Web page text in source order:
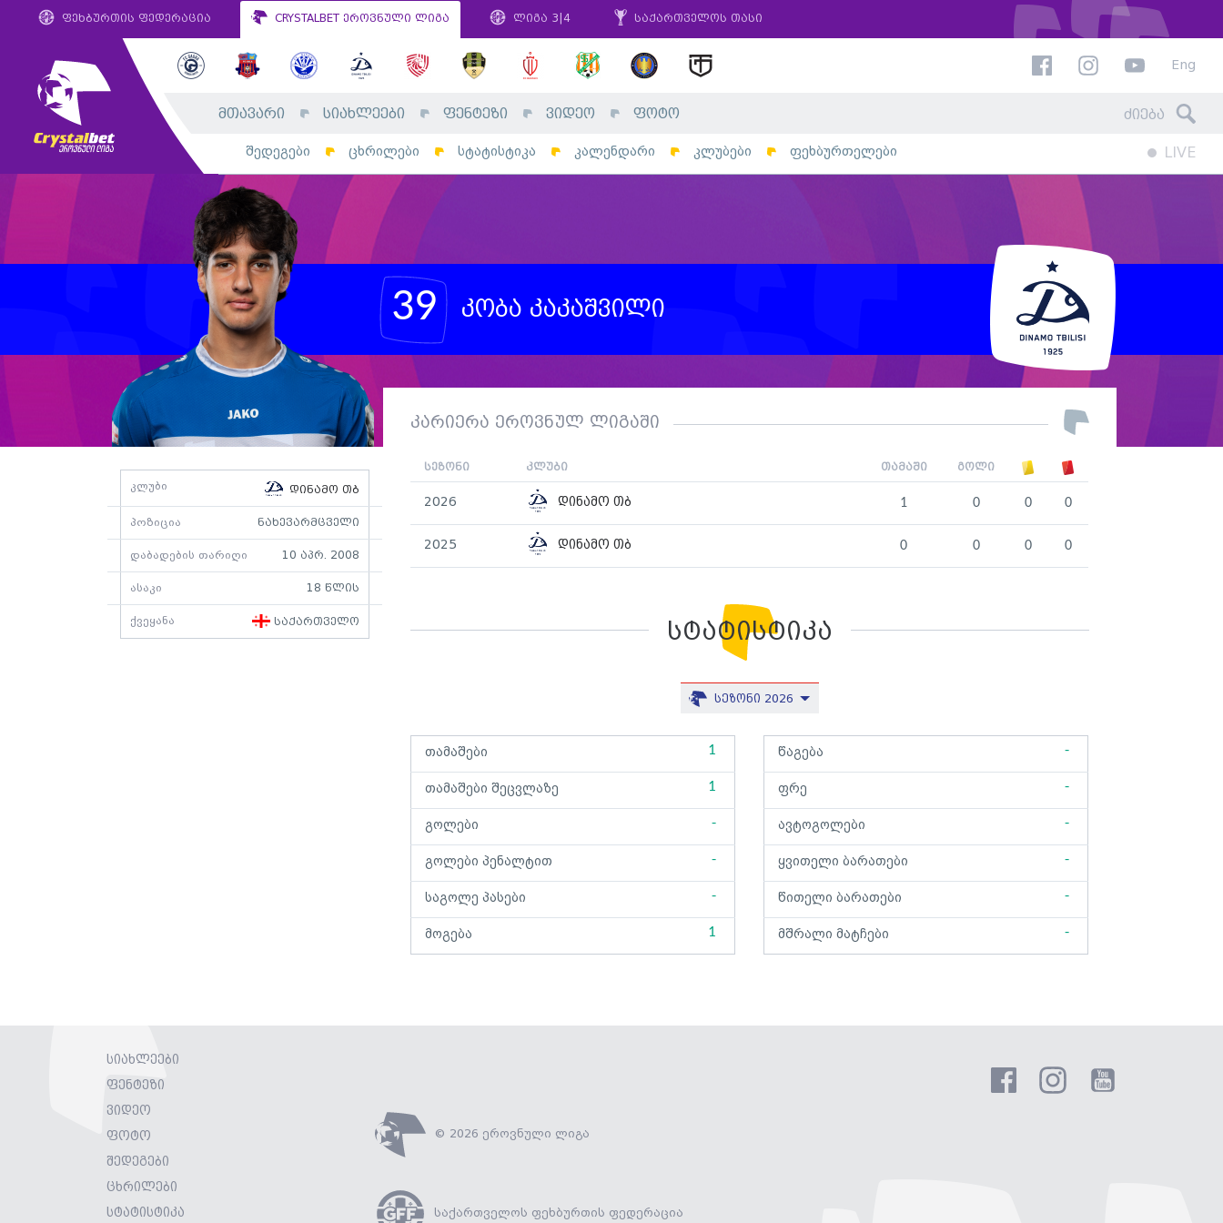
ფეხბურთის ფედერაცია CRYSTALBET ეროვნული ლიგა ლიგა 3|4 საქართველოს თასი
Eng
მთავარი სიახლეები ფენტეზი ვიდეო ფოტო
შედეგები ცხრილები სტატისტიკა კალენდარი კლუბები ფეხბურთელები LIVE
39 კობა კაკაშვილი
კლუბი დინამო თბ
პოზიცია ნახევარმცველი
დაბადების თარიღი 10 აპრ. 2008
ასაკი 18 წლის
ქვეყანა საქართველო
კარიერა ეროვნულ ლიგაში
სეზონი კლუბი თამაში გოლი
2026 დინამო თბ 1 0 0 0
2025 დინამო თბ 0 0 0 0
სტატისტიკა
სეზონი 2026
თამაშები 1
თამაშები შეცვლაზე 1
გოლები -
გოლები პენალტით -
საგოლე პასები -
მოგება 1
წაგება -
ფრე -
ავტოგოლები -
ყვითელი ბარათები -
წითელი ბარათები -
მშრალი მატჩები -
სიახლეები
ფენტეზი
ვიდეო
ფოტო
შედეგები
ცხრილები
სტატისტიკა
© 2026 ეროვნული ლიგა
საქართველოს ფეხბურთის ფედერაცია